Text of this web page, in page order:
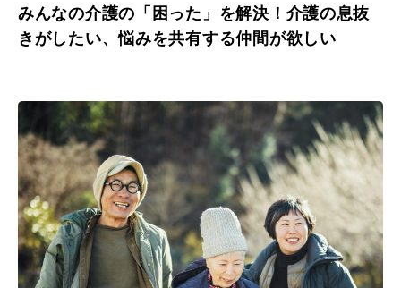
みんなの介護の「困った」を解決！介護の息抜
きがしたい、悩みを共有する仲間が欲しい